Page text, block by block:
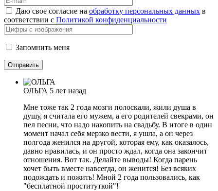
Даю свое согласие на обработку персональных данных в
соответствии с Политикой конфиденциальности
Запомнить меня
ОЛЬГА 5 лет назад
Мне тоже так 2 года мозги полоскали, жили душа в
душу, я считала его мужем, а его родителей свекрами, он
пел песни, что надо накопить на свадьбу. В итоге в один
момент начал себя мерзко вести, я ушла, а он через
полгода женился на другой, которая ему, как оказалось,
давно нравилась, и он просто ждал, когда она закончит
отношения. Вот так. Делайте выводы! Когда парень
хочет быть вместе навсегда, он женится! Без всяких
подождать и пожить! Мной 2 года пользовались, как
"бесплатной проституткой"!